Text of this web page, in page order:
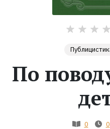
Экранизации
По
0 0